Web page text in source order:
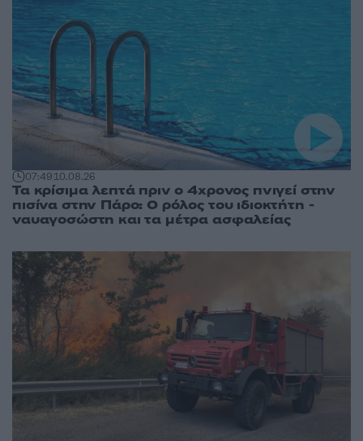
07:4910.08.26
Τα κρίσιμα λεπτά πριν ο 4χρονος πνιγεί στην
πισίνα στην Πάρο: Ο ρόλος του ιδιοκτήτη -
ναυαγοσώστη και τα μέτρα ασφαλείας